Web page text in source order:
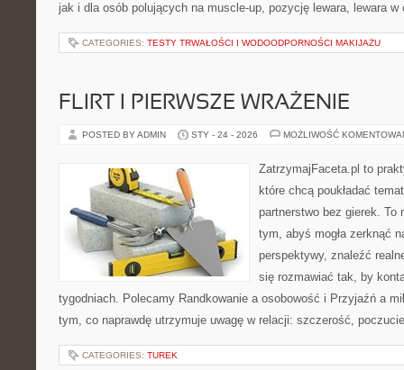
jak i dla osób polujących na muscle-up, pozycję lewara, lewara
CATEGORIES: TESTY TRWAŁOŚCI I WODOODPORNOŚCI MAKIJAŻU
FLIRT I PIERWSZE WRAŻENIE
POSTED BY ADMIN STY - 24 - 2026 MOŻLIWOŚĆ
ZatrzymajFaceta.pl to
które chcą poukładać
partnerstwo bez gierek. To
tym, abyś mogła zerknąć
perspektywy, znaleźć
się rozmawiać tak, by
tygodniach. Polecamy Randkowanie a osobowość i Przyjaźń a
tym, co naprawdę utrzymuje uwagę w relacji: szczerość,
CATEGORIES: TUREK